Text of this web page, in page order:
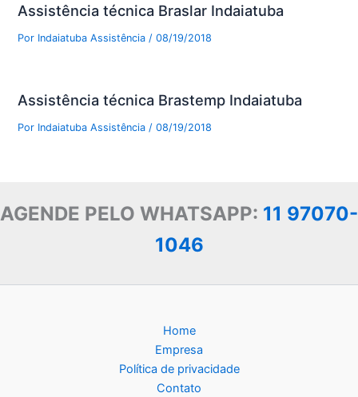
Assistência técnica Braslar Indaiatuba
Por Indaiatuba Assistência /08/19/2018
Assistência técnica Brastemp Indaiatuba
Por Indaiatuba Assistência /08/19/2018
AGENDE PELO WHATSAPP: 11 97070-
1046
Home
Empresa
Política de privacidade
Contato